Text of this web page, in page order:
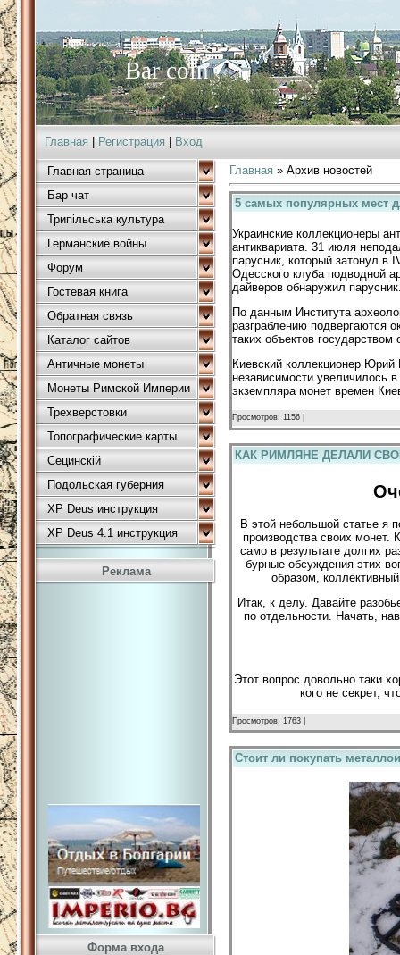
Bar coin
Главная Регистрация Вход
Главная страница
Бар чат
Трипільська культура
Германские войны
Форум
Гостевая книга
Обратная связь
Каталог сайтов
Античные монеты
Монеты Римской Империи
Трехверстовки
Топографические карты
Сецинскій
Подольская губерния
XP Deus инструкция
XP Deus 4.1 инструкция
Реклама
Форма входа
Главная » Архив новостей
5 самых популярных мест
Украинские коллекционеры
антиквариата. 31 июля
парусник, который затонул в
Одесского клуба подводной
дайверов обнаружил
По данным Института
разграблению подвергаются
таких объектов государством
Киевский коллекционер Юрий
независимости увеличилось
экземпляра монет времен
Просмотров: 1156 |
КАК РИМЛЯНЕ ДЕЛАЛИ
В этой небольшой статье я
производства своих монет.
само в результате долгих
бурные обсуждения этих
образом,
Итак, к делу. Давайте
по отдельности. Начать,
Этот вопрос довольно таки
кого не секрет,
Просмотров: 1763 |
Стоит ли покупать